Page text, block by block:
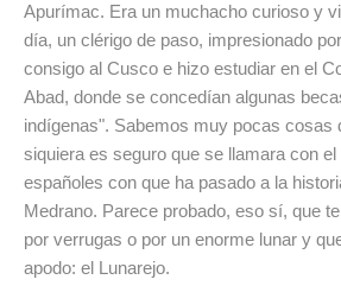
Apurímac. Era un muchacho curioso y
día, un clérigo de paso, impresionado
consigo al Cusco e hizo estudiar en el
Abad, donde se concedían algunas
indígenas". Sabemos muy pocas cosas
siquiera es seguro que se llamara con
españoles con que ha pasado a la
Medrano. Parece probado, eso sí, que
por verrugas o por un enorme lunar y
apodo: el Lunarejo.